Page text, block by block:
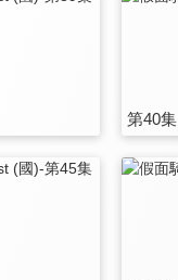
第40集